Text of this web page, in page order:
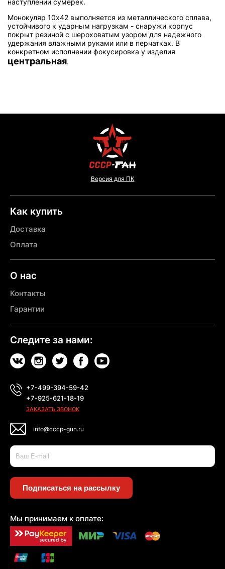
наступлении сумерек.
Монокуляр 10x42 выполняется из металлического сплава,
устойчивого к ударным нагрузкам - снаружи корпус
покрыт резиной с шероховатым узором для надежного
удержания влажными руками или в перчатках. В
конкретном исполнении фокусировка у изделия
центральная.
Версия для ПК
Как купить
Доставка
Оплата
О нас
Контакты
Гарантии
Следите за нами:
+7-499-394-59-42
+7-925-621-18-19
ЗАКАЗАТЬ ЗВОНОК
info@cccp-gun.ru
Подписаться на рассылку
Мы принимаем к оплате: